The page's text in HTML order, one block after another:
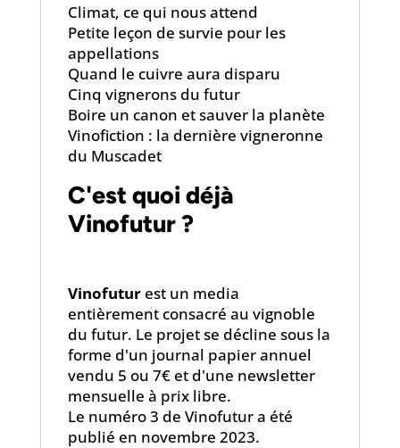
Climat, ce qui nous attend
Petite leçon de survie pour les
appellations
Quand le cuivre aura disparu
Cinq vignerons du futur
Boire un canon et sauver la planète
Vinofiction : la dernière vigneronne
du Muscadet
C'est quoi déjà
Vinofutur ?
Vinofuturest un media
entièrement consacré au vignoble
du futur. Le projet se décline sous la
forme d'un journal papier annuel
vendu 5 ou 7€ et d'une newsletter
mensuelle à prix libre.
Le numéro 3 de Vinofutur a été
publié en novembre 2023.